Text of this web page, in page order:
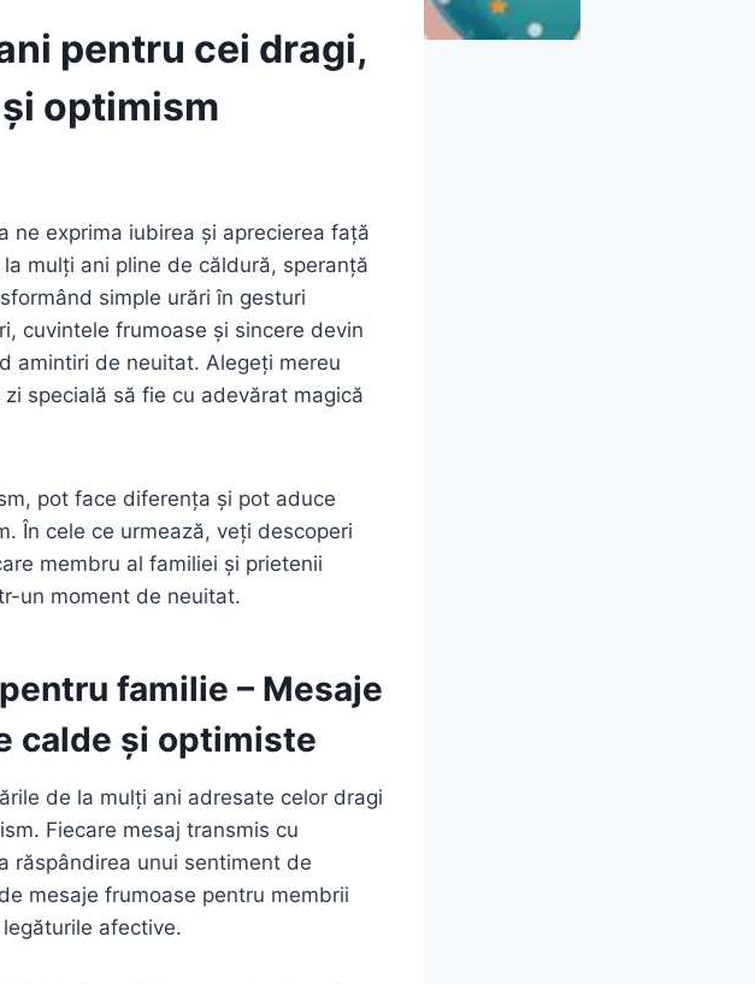
pentru cei dragi,
optimism
ne exprima iubirea și aprecierea față
mulți ani pline de căldură, speranță
simple urări în gesturi
cuvintele frumoase și sincere devin
amintiri de neuitat. Alegeți mereu
specială să fie cu adevărat magică
pot face diferența și pot aduce
În cele ce urmează, veți descoperi
membru al familiei și prietenii
un moment de neuitat.
familie – Mesaje
calde și optimiste
de la mulți ani adresate celor dragi
Fiecare mesaj transmis cu
răspândirea unui sentiment de
mesaje frumoase pentru membrii
afective.